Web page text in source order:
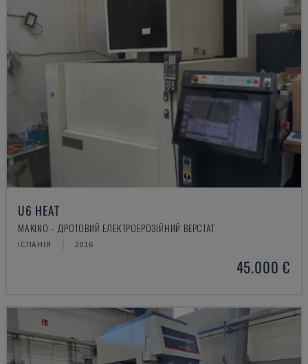
U6 HEAT
MAKINO - ДРОТОВИЙ ЕЛЕКТРОЕРОЗІЙНИЙ ВЕРСТАТ
ІСПАНІЯ 2016
45.000 €